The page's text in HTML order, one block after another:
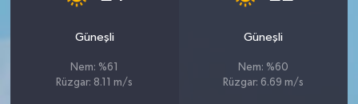
Güneşli
Nem: %61
Rüzgar: 8.11 m/s
Güneşli
Nem: %60
Rüzgar: 6.69 m/s